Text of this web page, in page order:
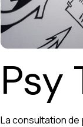
Psy
La consultation